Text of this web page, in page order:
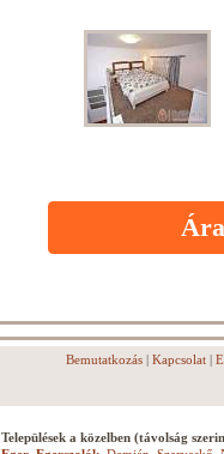
Bemutatkozás| Kapcsolat|
Települések a közelben (távolság